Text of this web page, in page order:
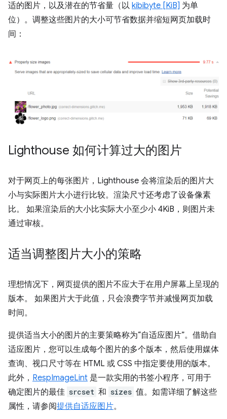
适的图片，以及潜在的节省量（以 kibibyte [KiB] 为单
位）。调整这些图片的大小可节省数据并缩短网页加载时
间：
Lighthouse 如何计算过大的图片
对于网页上的每张图片，Lighthouse 会将渲染后的图片大
小与实际图片大小进行比较。渲染尺寸还考虑了设备像素
比。 如果渲染后的大小比实际大小至少小 4KiB，则图片未
通过审核。
适当调整图片大小的策略
理想情况下，网页提供的图片不应大于在用户屏幕上呈现的
版本。 如果图片大于此值，只会浪费字节并减慢网页加载
时间。
提供适当大小的图片的主要策略称为“自适应图片”。借助自
适应图片，您可以生成每个图片的多个版本，然后使用媒体
查询、视口尺寸等在 HTML 或 CSS 中指定要使用的版本。
此外， RespImageLint 是一款实用的书签小程序，可用于
确定图片的最佳 srcset 和 sizes 值。如需详细了解这些
属性，请参阅提供自适应图片。